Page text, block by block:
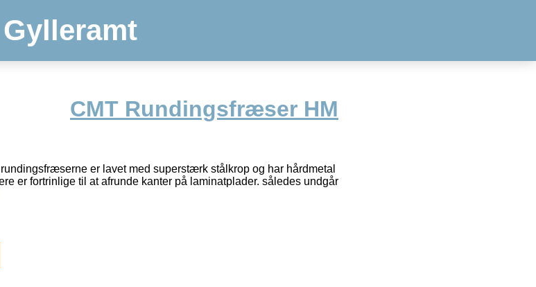
Gylleramt
CMT Rundingsfræser HM
er lavet med superstærk stålkrop og har hårdmetal
er fortrinlige til at afrunde kanter på laminatplader. således undgår